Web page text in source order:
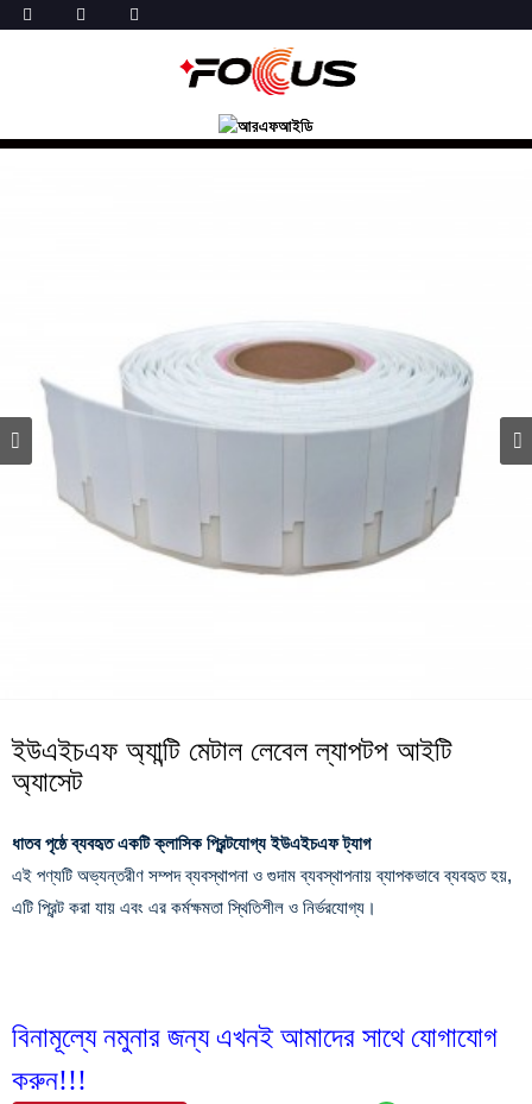
ইউএইচএফ অ্যান্টি মেটাল লেবেল ল্যাপটপ আইটি
অ্যাসেট
ধাতব পৃষ্ঠে ব্যবহৃত একটি ক্লাসিক প্রিন্টযোগ্য ইউএইচএফ ট্যাগ
এই পণ্যটি অভ্যন্তরীণ সম্পদ ব্যবস্থাপনা ও গুদাম ব্যবস্থাপনায় ব্যাপকভাবে ব্যবহৃত হয়,
এটি প্রিন্ট করা যায় এবং এর কর্মক্ষমতা স্থিতিশীল ও নির্ভরযোগ্য।
বিনামূল্যে নমুনার জন্য এখনই আমাদের সাথে যোগাযোগ
করুন!!!